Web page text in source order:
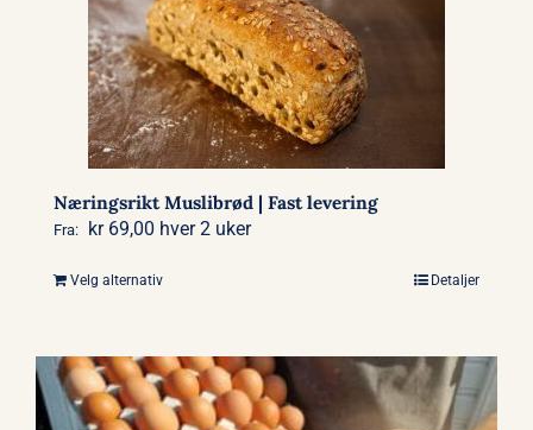
Alternativene
kan
velges
på
produktsiden
Næringsrikt Muslibrød | Fast levering
Fra: kr69,00 hver 2 uker
Velg alternativDette
flere
varianter.
Detaljer